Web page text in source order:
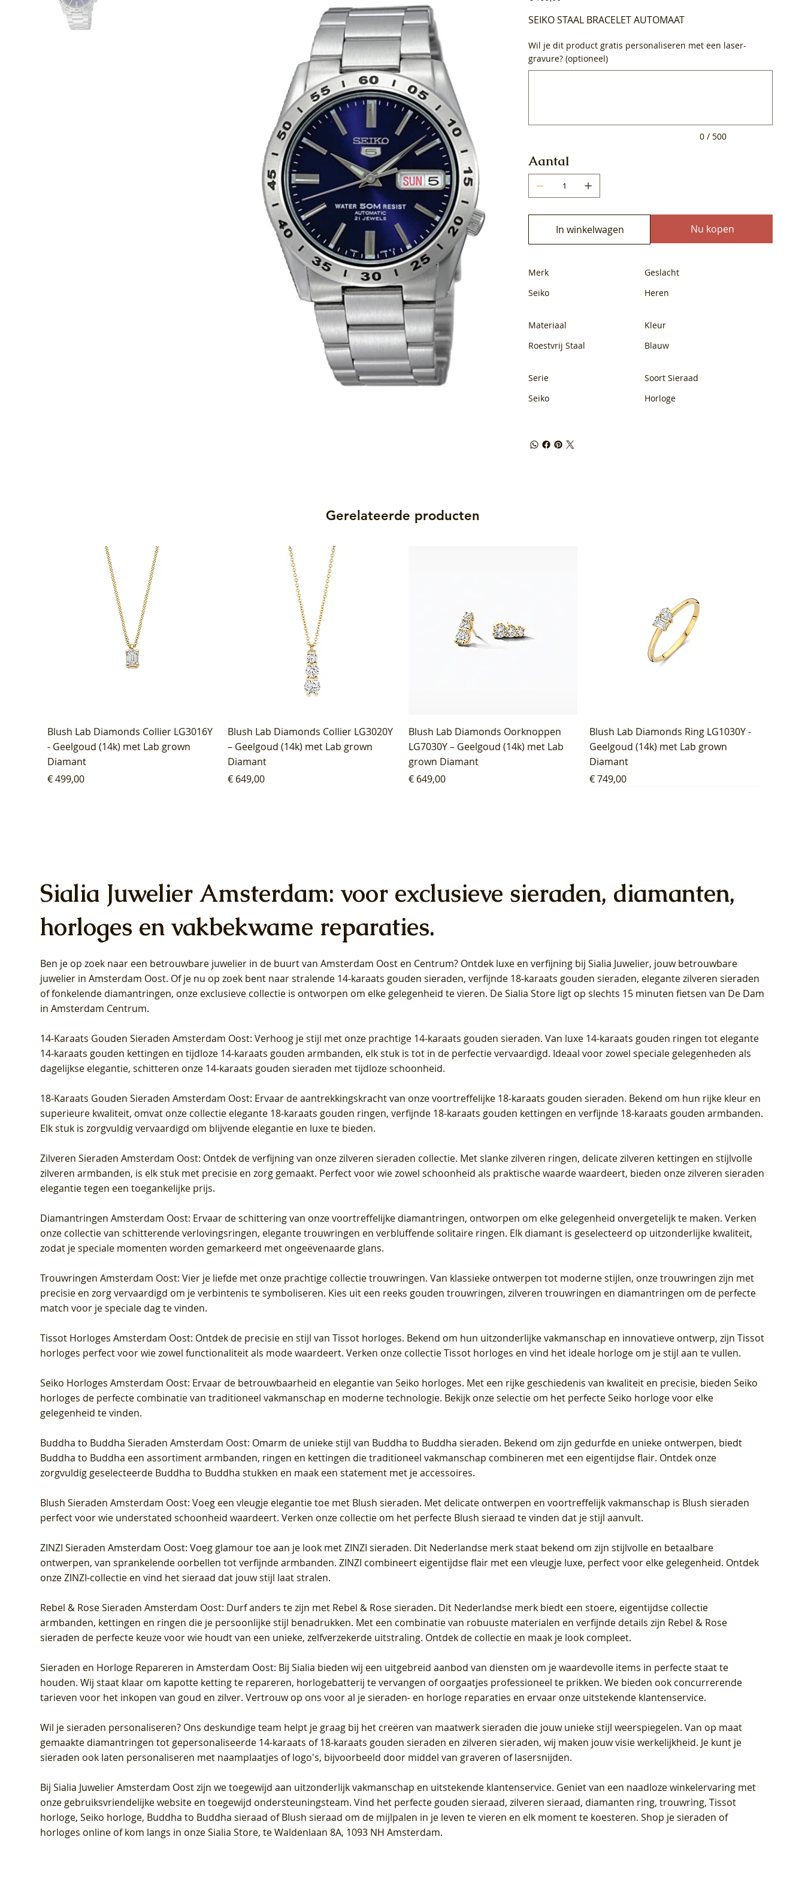
SEIKO STAAL BRACELET AUTOMAAT
Wil je dit product gratis personaliseren met een laser-
gravure? (optioneel)
0 / 500
Aantal
In winkelwagen Nu kopen
Merk
Seiko
Geslacht
Heren
Materiaal
Roestvrij Staal
Kleur
Blauw
Serie
Seiko
Soort Sieraad
Horloge
Gerelateerde producten
Blush Lab Diamonds Collier LG3016Y
- Geelgoud (14k) met Lab grown
Diamant
Prijs
€ 499,00
Blush Lab Diamonds Collier LG3020Y
– Geelgoud (14k) met Lab grown
Diamant
Prijs
€ 649,00
Blush Lab Diamonds Oorknoppen
LG7030Y – Geelgoud (14k) met Lab
grown Diamant
Prijs
€ 649,00
Blush Lab Diamonds Ring LG1030Y -
Geelgoud (14k) met Lab grown
Diamant
Prijs
€ 749,00
Blush Lab Diamonds Oorhangers
LG9006Y/S - Geelgoud (14k) met Lab
grown Diamant
Blush Lab Diamonds Oorhangers
LG9007Y/S - Geelgoud (14k) met Lab
grown Diamant
Blush Lab Diamonds Ring LG1028Y -
Geelgoud (14k) met Lab grown
Diamant
Blush Lab Diamonds Collier LG3014Y
- Geelgoud (14k) met Lab grown
Diamant
Blush Lab Diamonds Collier LG3019Y
– Geelgoud (14k) met Lab grown
Diamant
Blush Lab Diamonds Ring LG1042Y –
Geelgoud (14k) met Lab grown
Diamant
Blush Lab Diamonds Oorknoppen
LG7027Y - Geelgoud (14k) met Lab
grown Diamant
Blush Lab Diamonds Ring LG1029Y -
Geelgoud (14k) met Lab grown
Diamant
Blush Lab Diamonds Ring LG1031Y -
Geelgoud (14k) met Lab grown
Diamant
Blush Lab Diamonds Ring LG1044Y –
Geelgoud (14k) met Lab grown
Diamant
Blush Lab Diamonds Oorknoppen
LG7026Y - Geelgoud (14k) met Lab
grown Diamant
Blush Lab Diamonds Oorknoppen
LG7033Y – Geelgoud (14k) met Lab
grown Diamant
Sialia Juwelier Amsterdam: voor exclusieve sieraden, diamanten,
horloges en vakbekwame reparaties.
Ben je op zoek naar een betrouwbare juwelier in de buurt van Amsterdam Oost en Centrum? Ontdek luxe en verfijning bij Sialia Juwelier, jouw betrouwbare
juwelier in Amsterdam Oost. Of je nu op zoek bent naar stralende 14-karaats gouden sieraden, verfijnde 18-karaats gouden sieraden, elegante zilveren sieraden
of fonkelende diamantringen, onze exclusieve collectie is ontworpen om elke gelegenheid te vieren. De Sialia Store ligt op slechts 15 minuten fietsen van De Dam
in Amsterdam Centrum.
14-Karaats Gouden Sieraden Amsterdam Oost: Verhoog je stijl met onze prachtige 14-karaats gouden sieraden. Van luxe 14-karaats gouden ringen tot elegante
14-karaats gouden kettingen en tijdloze 14-karaats gouden armbanden, elk stuk is tot in de perfectie vervaardigd. Ideaal voor zowel speciale gelegenheden als
dagelijkse elegantie, schitteren onze 14-karaats gouden sieraden met tijdloze schoonheid.
18-Karaats Gouden Sieraden Amsterdam Oost: Ervaar de aantrekkingskracht van onze voortreffelijke 18-karaats gouden sieraden. Bekend om hun rijke kleur en
superieure kwaliteit, omvat onze collectie elegante 18-karaats gouden ringen, verfijnde 18-karaats gouden kettingen en verfijnde 18-karaats gouden armbanden.
Elk stuk is zorgvuldig vervaardigd om blijvende elegantie en luxe te bieden.
Zilveren Sieraden Amsterdam Oost: Ontdek de verfijning van onze zilveren sieraden collectie. Met slanke zilveren ringen, delicate zilveren kettingen en stijlvolle
zilveren armbanden, is elk stuk met precisie en zorg gemaakt. Perfect voor wie zowel schoonheid als praktische waarde waardeert, bieden onze zilveren sieraden
elegantie tegen een toegankelijke prijs.
Diamantringen Amsterdam Oost: Ervaar de schittering van onze voortreffelijke diamantringen, ontworpen om elke gelegenheid onvergetelijk te maken. Verken
onze collectie van schitterende verlovingsringen, elegante trouwringen en verbluffende solitaire ringen. Elk diamant is geselecteerd op uitzonderlijke kwaliteit,
zodat je speciale momenten worden gemarkeerd met ongeëvenaarde glans.
Trouwringen Amsterdam Oost: Vier je liefde met onze prachtige collectie trouwringen. Van klassieke ontwerpen tot moderne stijlen, onze trouwringen zijn met
precisie en zorg vervaardigd om je verbintenis te symboliseren. Kies uit een reeks gouden trouwringen, zilveren trouwringen en diamantringen om de perfecte
match voor je speciale dag te vinden.
Tissot Horloges Amsterdam Oost: Ontdek de precisie en stijl van Tissot horloges. Bekend om hun uitzonderlijke vakmanschap en innovatieve ontwerp, zijn Tissot
horloges perfect voor wie zowel functionaliteit als mode waardeert. Verken onze collectie Tissot horloges en vind het ideale horloge om je stijl aan te vullen.
Seiko Horloges Amsterdam Oost: Ervaar de betrouwbaarheid en elegantie van Seiko horloges. Met een rijke geschiedenis van kwaliteit en precisie, bieden Seiko
horloges de perfecte combinatie van traditioneel vakmanschap en moderne technologie. Bekijk onze selectie om het perfecte Seiko horloge voor elke
gelegenheid te vinden.
Buddha to Buddha Sieraden Amsterdam Oost: Omarm de unieke stijl van Buddha to Buddha sieraden. Bekend om zijn gedurfde en unieke ontwerpen, biedt
Buddha to Buddha een assortiment armbanden, ringen en kettingen die traditioneel vakmanschap combineren met een eigentijdse flair. Ontdek onze
zorgvuldig geselecteerde Buddha to Buddha stukken en maak een statement met je accessoires.
Blush Sieraden Amsterdam Oost: Voeg een vleugje elegantie toe met Blush sieraden. Met delicate ontwerpen en voortreffelijk vakmanschap is Blush sieraden
perfect voor wie understated schoonheid waardeert. Verken onze collectie om het perfecte Blush sieraad te vinden dat je stijl aanvult.
ZINZI Sieraden Amsterdam Oost: Voeg glamour toe aan je look met ZINZI sieraden. Dit Nederlandse merk staat bekend om zijn stijlvolle en betaalbare
ontwerpen, van sprankelende oorbellen tot verfijnde armbanden. ZINZI combineert eigentijdse flair met een vleugje luxe, perfect voor elke gelegenheid. Ontdek
onze ZINZI-collectie en vind het sieraad dat jouw stijl laat stralen.
Rebel & Rose Sieraden Amsterdam Oost: Durf anders te zijn met Rebel & Rose sieraden. Dit Nederlandse merk biedt een stoere, eigentijdse collectie
armbanden, kettingen en ringen die je persoonlijke stijl benadrukken. Met een combinatie van robuuste materialen en verfijnde details zijn Rebel & Rose
sieraden de perfecte keuze voor wie houdt van een unieke, zelfverzekerde uitstraling. Ontdek de collectie en maak je look compleet.
Sieraden en Horloge Repareren in Amsterdam Oost: Bij Sialia bieden wij een uitgebreid aanbod van diensten om je waardevolle items in perfecte staat te
houden. Wij staat klaar om kapotte ketting te repareren, horlogebatterij te vervangen of oorgaatjes professioneel te prikken. We bieden ook concurrerende
tarieven voor het inkopen van goud en zilver. Vertrouw op ons voor al je sieraden- en horloge reparaties en ervaar onze uitstekende klantenservice.
Wil je sieraden personaliseren? Ons deskundige team helpt je graag bij het creëren van maatwerk sieraden die jouw unieke stijl weerspiegelen. Van op maat
gemaakte diamantringen tot gepersonaliseerde 14-karaats of 18-karaats gouden sieraden en zilveren sieraden, wij maken jouw visie werkelijkheid. Je kunt je
sieraden ook laten personaliseren met naamplaatjes of logo's, bijvoorbeeld door middel van graveren of lasersnijden.
BijSialia Juwelier Amsterdam Oostzijn we toegewijd aan uitzonderlijk vakmanschap en uitstekende klantenservice. Geniet van een naadloze winkelervaring met
onze gebruiksvriendelijke website en toegewijd ondersteuningsteam. Vind het perfecte gouden sieraad, zilveren sieraad, diamanten ring, trouwring, Tissot
horloge, Seiko horloge, Buddha to Buddha sieraad of Blush sieraad om de mijlpalen in je leven te vieren en elk moment te koesteren. Shop je sieraden of
horloges online of kom langs in onze Sialia Store, te Waldenlaan 8A, 1093 NH Amsterdam.